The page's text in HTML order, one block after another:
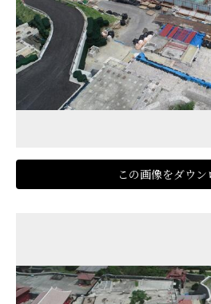
この画像をダウン